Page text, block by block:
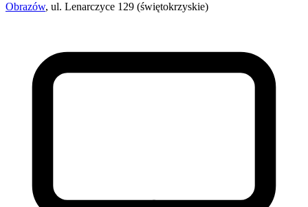
Obrazów, ul. Lenarczyce 129 (świętokrzyskie)